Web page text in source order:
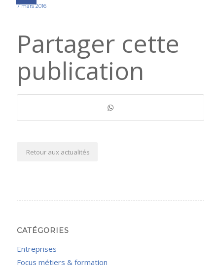
7 mars 2016
Partager cette
publication
Retour aux actualités
CATÉGORIES
Entreprises
Focus métiers & formation